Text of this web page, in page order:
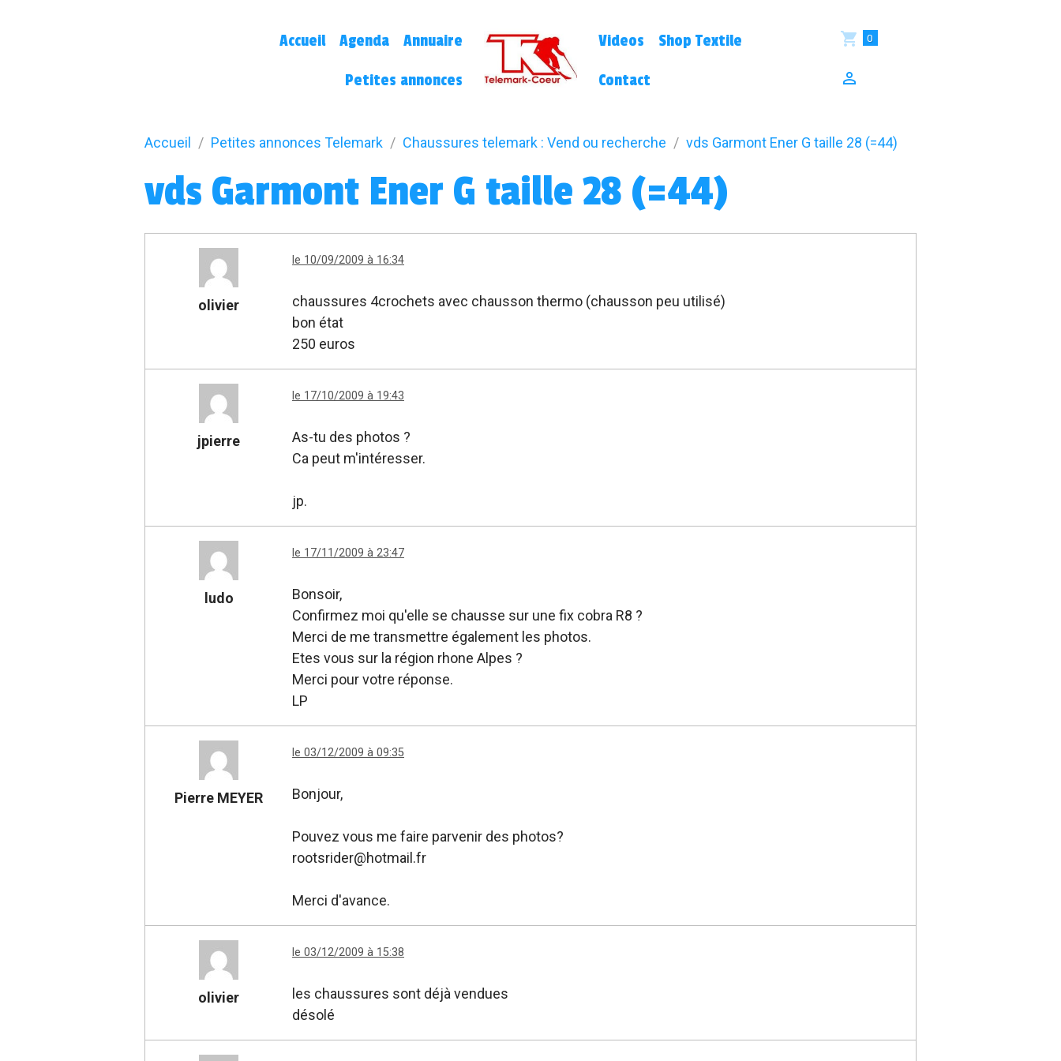
Accueil Agenda Annuaire
Petites annonces
Videos Shop Textile
Contact
0
Accueil Petites annonces Telemark Chaussures telemark : Vend ou recherche vds Garmont Ener G taille 28 (=44)
vds Garmont Ener G taille 28 (=44)
olivier
le 10/09/2009 à 16:34
chaussures 4crochets avec chausson thermo (chausson peu utilisé)
bon état
250 euros
jpierre
le 17/10/2009 à 19:43
As-tu des photos ?
Ca peut m'intéresser.
jp.
ludo
le 17/11/2009 à 23:47
Bonsoir,
Confirmez moi qu'elle se chausse sur une fix cobra R8 ?
Merci de me transmettre également les photos.
Etes vous sur la région rhone Alpes ?
Merci pour votre réponse.
LP
Pierre MEYER
le 03/12/2009 à 09:35
Bonjour,
Pouvez vous me faire parvenir des photos?
rootsrider@hotmail.fr
Merci d'avance.
olivier
le 03/12/2009 à 15:38
les chaussures sont déjà vendues
désolé